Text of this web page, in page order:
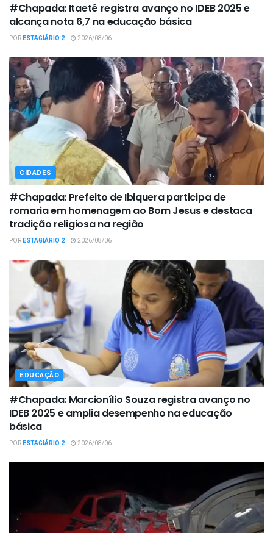
#Chapada: Itaetê registra avanço no IDEB 2025 e
alcança nota 6,7 na educação básica
PORESTAGIÁRIO 2 2026/08/06
CIDADES
#Chapada: Prefeito de Ibiquera participa de
romaria em homenagem ao Bom Jesus e destaca
tradição religiosa na região
PORESTAGIÁRIO 2 2026/08/06
EDUCAÇÃO
#Chapada: Marcionílio Souza registra avanço no
IDEB 2025 e amplia desempenho na educação
básica
PORESTAGIÁRIO 2 2026/08/06